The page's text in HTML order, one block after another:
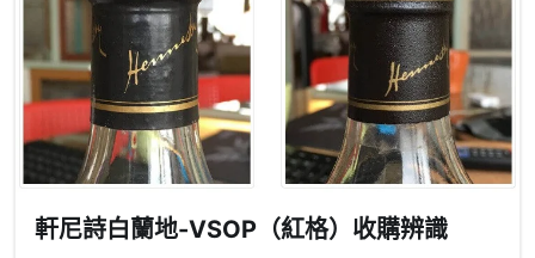
軒尼詩白蘭地-VSOP（紅格）收購辨識